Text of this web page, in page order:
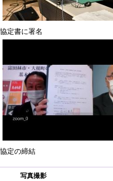
協定書に署名
協定の締結
写真撮影